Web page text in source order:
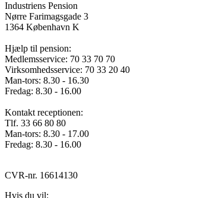
Industriens Pension
Nørre Farimagsgade 3
1364 København K
Hjælp til pension:
Medlemsservice: 70 33 70 70
Virksomhedsservice: 70 33 20 40
Man-tors: 8.30 - 16.30
Fredag: 8.30 - 16.00
Kontakt receptionen:
Tlf. 33 66 80 80
Man-tors: 8.30 - 17.00
Fredag: 8.30 - 16.00
CVR-nr. 16614130
Hvis du vil: